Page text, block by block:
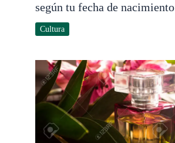
según tu fecha de nacimiento
Cultura